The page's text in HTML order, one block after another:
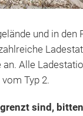
und in den
Alle
Typ 2.
sind,